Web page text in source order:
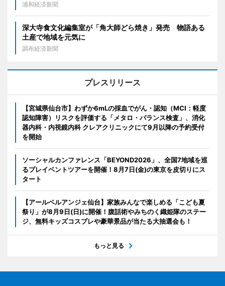
浦和経済新聞
深大寺食文化編集室が「角大師どら焼き」発売 物語ある
土産で地域を元気に
調布経済新聞
プレスリリース
【宮城県仙台市】わずか6mLの採血でがん・認知（MCI：軽度
認知障害）リスクを評価する「メタロ・バランス検査」、消化
器内科・内視鏡内科 クレアクリニックにて9月以降の予約受付
を開始
ソーシャルカンファレンス「BEYOND2026」、全国7地域を巡
るプレイベントツアーを開催！8月7日(金)の東京を皮切りにス
タート
【アールベルアンジェ仙台】家族みんなで楽しめる「こども夏
祭り」が8月9日(日)に開催！腹話術やみちのく織姫隊のステー
ジ、無料キッズコスプレや豪華景品が当たる大抽選会も！
もっと見る